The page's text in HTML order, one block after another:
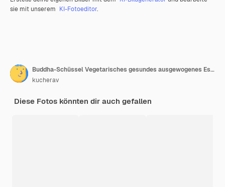
sie mit unserem KI-Fotoeditor.
Buddha-Schüssel Vegetarisches gesundes ausgewogenes Essen Aloo-Gobi, Kichererbsen, Tomate, Avocado, Tabulesalat und Spinat
kucherav
Diese Fotos könnten dir auch gefallen